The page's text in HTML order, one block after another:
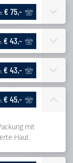
€ 75,-
€ 43,-
€ 43,-
€ 45,-
mit
Haut.